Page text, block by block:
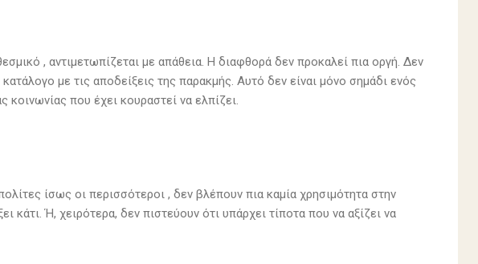
, αντιμετωπίζεται με απάθεια. Η διαφθορά δεν προκαλεί πια οργή. Δεν
με τις αποδείξεις της παρακμής. Αυτό δεν είναι μόνο σημάδι ενός
κοινωνίας που έχει κουραστεί να ελπίζει.
ίσως οι περισσότεροι , δεν βλέπουν πια καμία χρησιμότητα στην
Ή, χειρότερα, δεν πιστεύουν ότι υπάρχει τίποτα που να αξίζει να